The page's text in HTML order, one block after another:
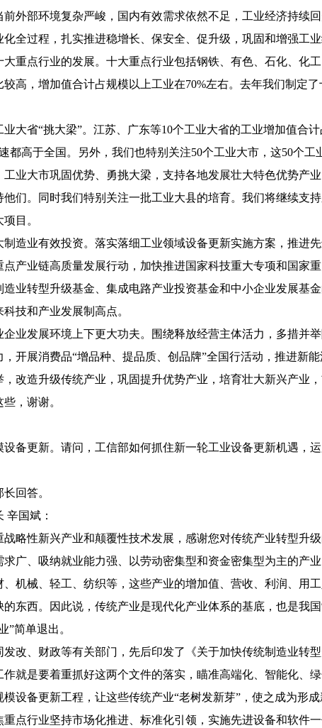
外部环境复杂严峻，国内有效需求依然不足，工业经济持续
全过程，扎实推进稳增长、保安全、促升级，巩固和增强工
重点行业的发展。十大重点行业包括钢铁、有色、石化、化
高，增加值合计占规模以上工业在70%左右。去年我们制定
大省“挑大梁”。江苏、广东等10个工业大省的工业增加值合
都高于全国。另外，我们也特别关注50个工业大市，这50个
业大市巩固优势、勇挑大梁，支持各地发展壮大特色优势产
们。同时我们特别关注一批工业大县的培育。我们将继续支
目。
造业有效投资。落实落细工业领域设备更新实施方案，推进
产业链高质量发展行动，加快推进国家科技重大专项和国家
业转型升级基金、集成电路产业投资基金和中小企业发展基
技和产业发展制高点。
业发展环境上下更大功夫。围绕释放经营主体活力，多措并
开展消费品“增品种、提品质、创品牌”全国行活动，推进新
改造升级传统产业，巩固提升优势产业，培育壮大新兴产业，
，谢谢。
备更新。请问，工信部如何抓住新一轮工业设备更新机遇，
回答。
辛国斌：
略性新兴产业和颠覆性技术发展，感谢您对传统产业转型升
广、吸纳就业能力强、以劳动密集型和资金密集型为主的产
机械、轻工、纺织等，这些产业的增加值、营收、利润、用
东西。因此说，传统产业是现代化产业体系的基底，也是我
”简单退出。
改、财政等有关部门，先后印发了《关于加快传统制造业转
作就是要着重抓好这两个文件的落实，瞄准高端化、智能化、
设备更新工程，让这些传统产业“老树发新芽”，使之成为形成
点行业坚持市场化推进、标准化引领，实施先进设备和软件